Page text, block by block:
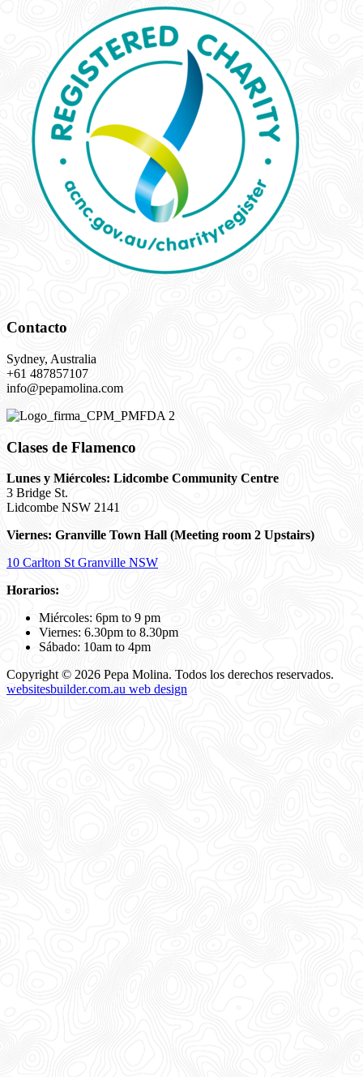
Contacto
Sydney, Australia
+61 487857107
info@pepamolina.com
Clases de Flamenco
Lunes y Miércoles: Lidcombe Community Centre
3 Bridge St.
Lidcombe NSW 2141
Viernes: Granville Town Hall (Meeting room 2 Upstairs)
10 Carlton St Granville NSW
Horarios:
Miércoles: 6pm to 9 pm
Viernes: 6.30pm to 8.30pm
Sábado: 10am to 4pm
Copyright © 2026 Pepa Molina. Todos los derechos reservados.
websitesbuilder.com.au web design